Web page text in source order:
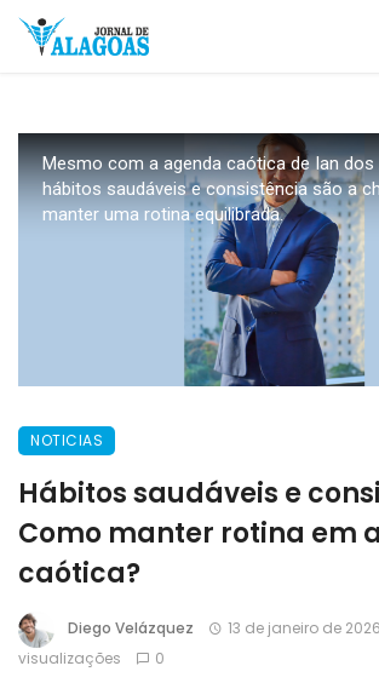
Mesmo com a agenda caótica de Ian dos
hábitos saudáveis e consistência são a
manter uma rotina equilibrada.
NOTICIAS
Hábitos saudáveis e
Como manter rotina em
caótica?
Diego Velázquez 13 de janeiro de 2026
visualizações
0